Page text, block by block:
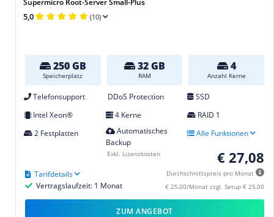
5,0 (10)
250 GB
Speicherplatz
32 GB
RAM
4
Anzahl Kerne
Telefonsupport DDoS Protection
SSD
Intel Xeon®
4 Kerne
RAID 1
2 Festplatten
Automatisches
Backup
Alle Funktionen
€ 27,08
Durchschnittspreis pro Monat
€ 25,00/Monat zzgl. Setup € 25,00
Vertragslaufzeit: 1 Monat
Tarifdetails
Exkl. Lizenzkosten
ZUM ANGEBOT